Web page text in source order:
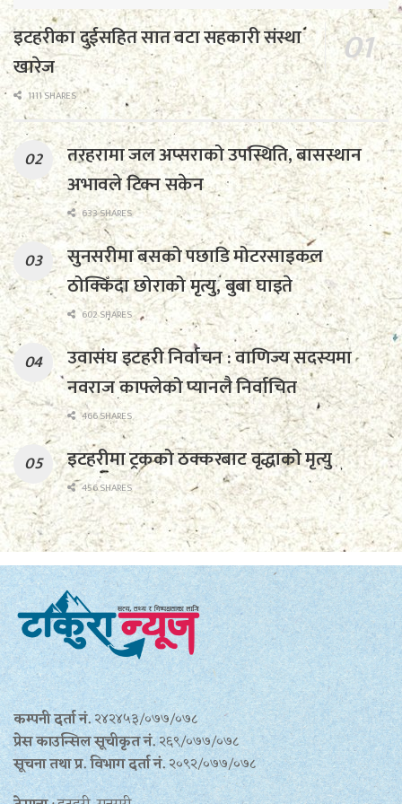
इटहरीका दुईसहित सात वटा सहकारी संस्था
खारेज
1111 SHARES
तरहरामा जल अप्सराको उपस्थिति, बासस्थान
अभावले टिक्न सकेन
633 SHARES
सुनसरीमा बसको पछाडि मोटरसाइकल
ठोक्किँदा छोराको मृत्यु, बुबा घाइते
602 SHARES
उवासंघ इटहरी निर्वाचन : वाणिज्य सदस्यमा
नवराज काफ्लेको प्यानलै निर्वाचित
466 SHARES
इटहरीमा ट्रकको ठक्करबाट वृद्धाको मृत्यु
456 SHARES
कम्पनी दर्ता नं.२४२४५३/०७७/०७८
प्रेस काउन्सिल सूचीकृत नं.२६९/०७७/०७८
सूचना तथा प्र‍. विभाग दर्ता नं.२०९२/०७७/०७८